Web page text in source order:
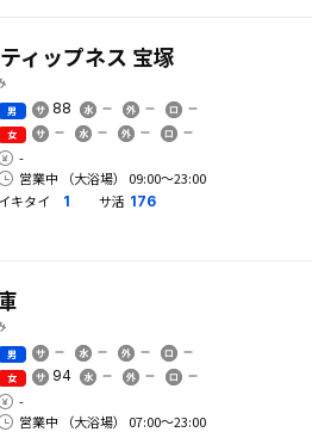
ィップネス 宝塚
男 88
女
-
営業中 （大浴場） 09:00〜23:00
イキタイ
1 サ活 176
男
女
94
-
営業中 （大浴場） 07:00〜23:00